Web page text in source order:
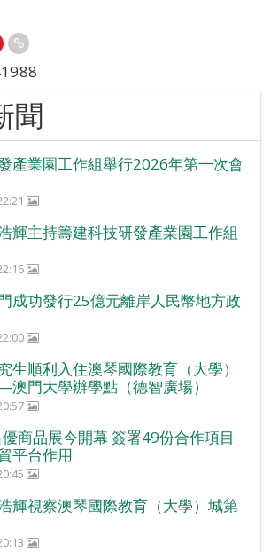
聞
產業園工作組舉行2026年第一次會
輝主持籌建科技研發產業園工作組
成功發行25億元離岸人民幣地方政
生順利入住澳琴國際教育（大學）
門大學辦學點（德智廣場）
商品展今開幕 簽署49份合作項目
平台作用
輝視察澳琴國際教育（大學）城第